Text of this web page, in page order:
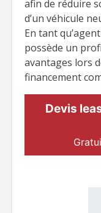
afin de réduire
d’un véhicule
En tant
possède un
avantages lors
financement